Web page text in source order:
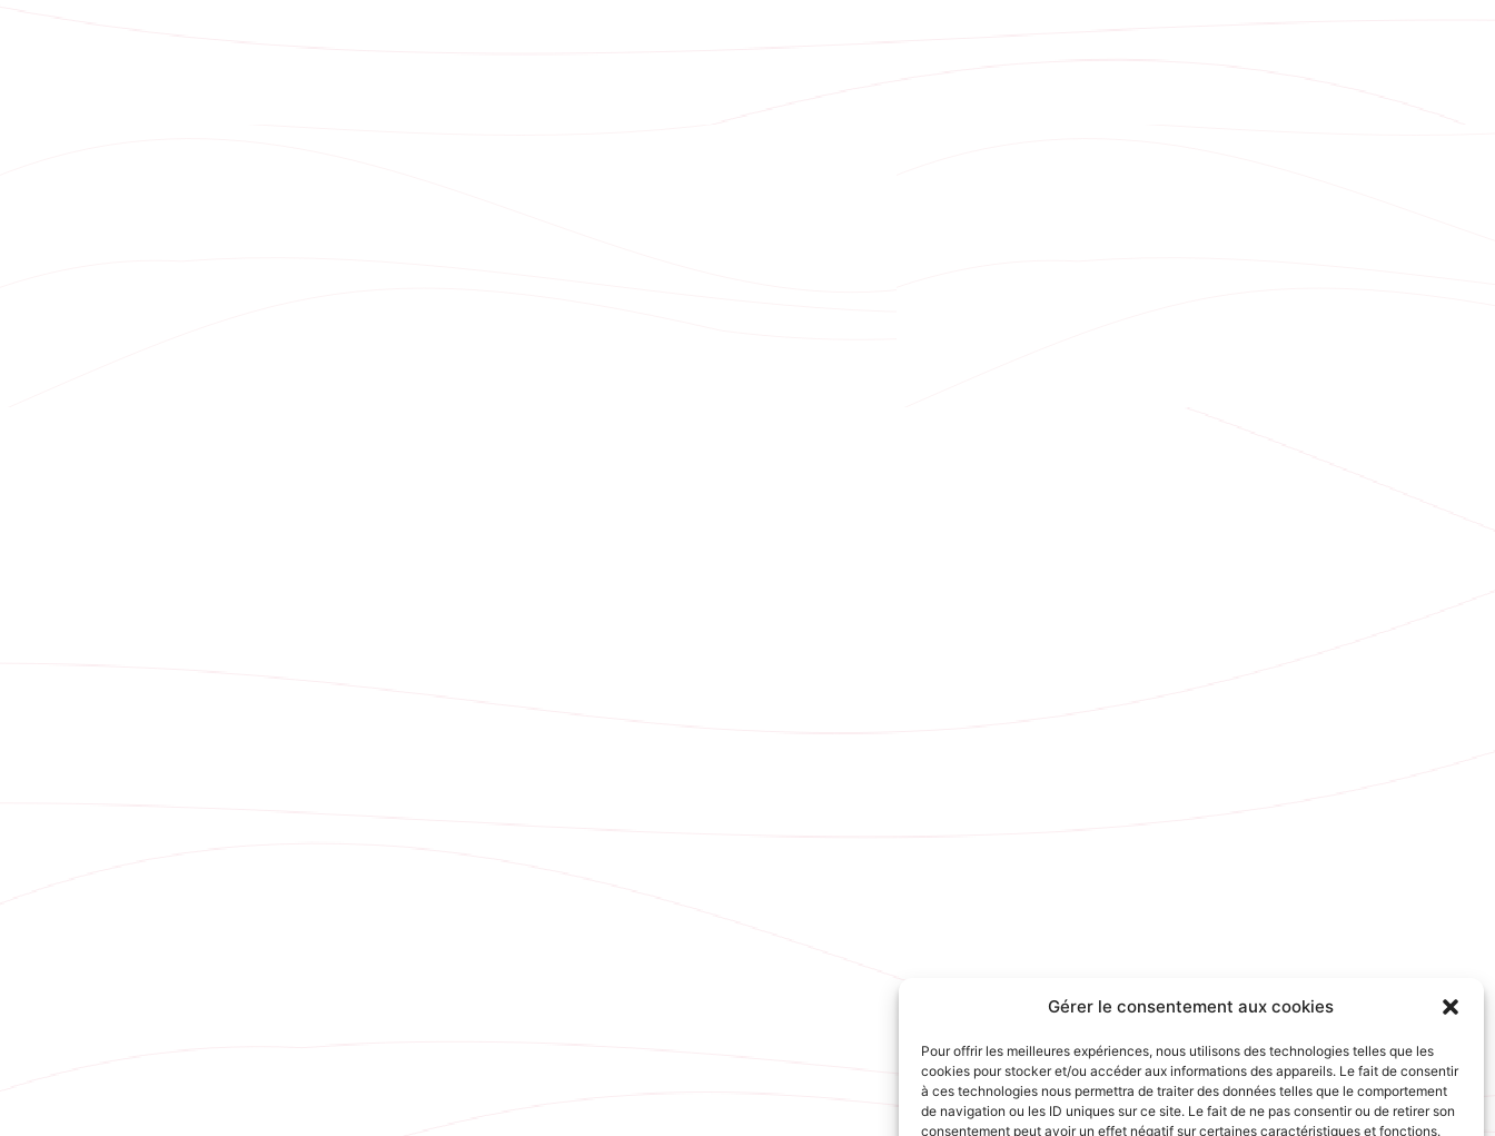
Gérer le consentement aux cookies
Pour offrir les meilleures expériences, nous utilisons des technologies telles que les
cookies pour stocker et/ou accéder aux informations des appareils. Le fait de consentir
à ces technologies nous permettra de traiter des données telles que le comportement
de navigation ou les ID uniques sur ce site. Le fait de ne pas consentir ou de retirer son
consentement peut avoir un effet négatif sur certaines caractéristiques et fonctions.